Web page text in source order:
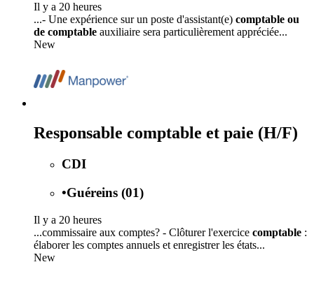
Il y a 20 heures
...- Une expérience sur un poste d'assistant(e) comptable ou
de comptable auxiliaire sera particulièrement appréciée...
New
Responsable comptable et paie (H/F)
CDI
•Guéreins (01)
Il y a 20 heures
...commissaire aux comptes? - Clôturer l'exercice comptable :
élaborer les comptes annuels et enregistrer les états...
New